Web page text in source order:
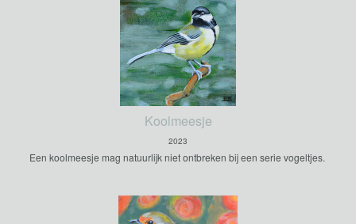
Koolmeesje
2023
Een koolmeesje mag natuurlijk niet ontbreken bij een serie vogeltjes.